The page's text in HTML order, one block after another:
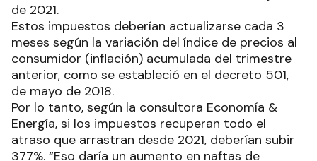
de 2021.
Estos impuestos deberían actualizarse cada 3
meses según la variación del índice de precios al
consumidor (inflación) acumulada del trimestre
anterior, como se estableció en el decreto 501,
de mayo de 2018.
Por lo tanto, según la consultora Economía &
Energía, si los impuestos recuperan todo el
atraso que arrastran desde 2021, deberían subir
377%. “Eso daría un aumento en naftas de